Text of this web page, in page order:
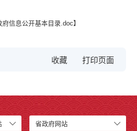
府信息公开基本目录.doc】
收藏
省政府网站